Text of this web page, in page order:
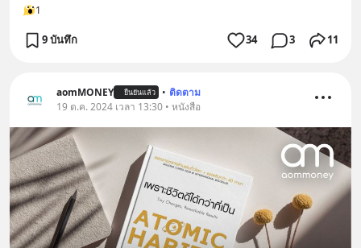
1
9 บันทึก 34 3 11
aomMONEY ยืนยันแล้ว • ติดตาม
19 ต.ค. 2024 เวลา 13:30 • หนังสือ